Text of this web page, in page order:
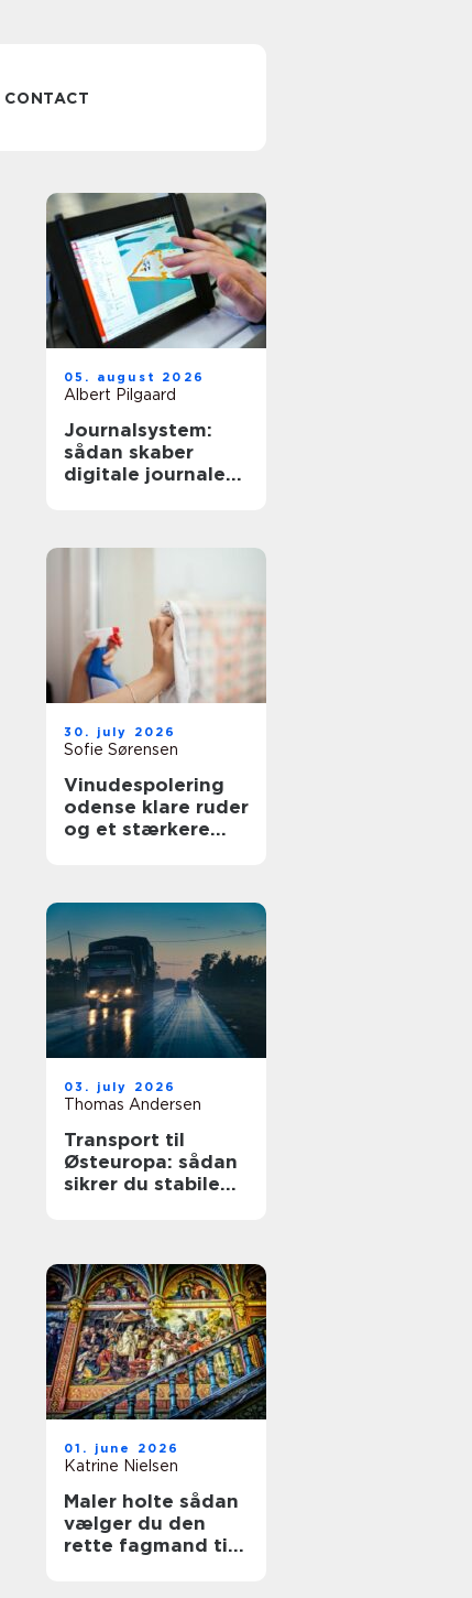
CONTACT
05. august 2026
Albert Pilgaard
Journalsystem:
sådan skaber
digitale journaler
30. july 2026
Sofie Sørensen
Vinudespolering
odense klare ruder
og et stærkere
03. july 2026
Thomas Andersen
Transport til
Østeuropa: sådan
sikrer du stabile
01. june 2026
Katrine Nielsen
Maler holte sådan
vælger du den
rette fagmand til